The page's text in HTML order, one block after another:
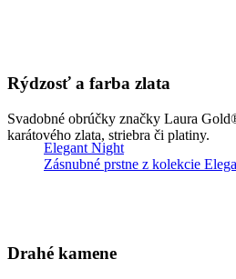
Elegant Night
Zásnubné prstne z kolekcie
Rýdzosť a farba zlata
Svadobné obrúčky značky Laura
karátového zlata, striebra či platiny.
Drahé kamene